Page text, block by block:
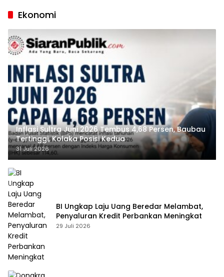
Ekonomi
Inflasi Sultra Juni 2026 Tembus 4,68 Persen, Baubau
Tertinggi, Kolaka Posisi Kedua
31 Juli 2026
BI Ungkap Laju Uang Beredar Melambat,
Penyaluran Kredit Perbankan Meningkat
29 Juli 2026